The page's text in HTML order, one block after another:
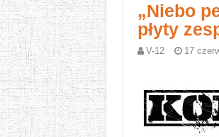
„Niebo
płyty
V-12 17